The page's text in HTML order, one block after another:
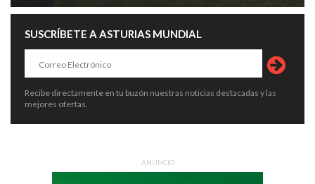
SUSCRÍBETE A ASTURIAS MUNDIAL
Recibe directamente en tu buzón nuestras noticias destacadas y las
mejores ofertas.
ANUNCIO